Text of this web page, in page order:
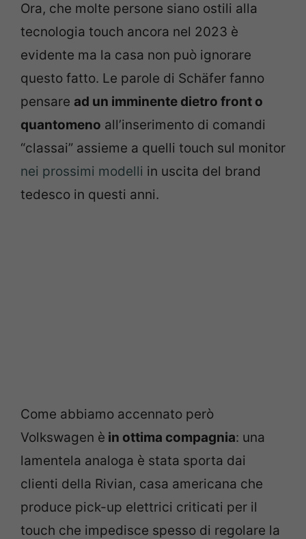
Ora, che molte persone siano ostili alla
tecnologia touch ancora nel 2023 è
evidente ma la casa non può ignorare
questo fatto. Le parole di Schäfer fanno
pensare ad un imminente dietro front o
quantomeno all’inserimento di comandi
“classai” assieme a quelli touch sul monitor
nei prossimi modelli in uscita del brand
tedesco in questi anni.
Come abbiamo accennato però
Volkswagen è in ottima compagnia: una
lamentela analoga è stata sporta dai
clienti della Rivian, casa americana che
produce pick-up elettrici criticati per il
touch che impedisce spesso di regolare la